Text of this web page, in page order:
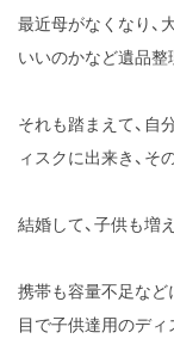
最近母がなくなり、
いいのかなど遺品整
それも踏まえて、自
ィスクに出来き、そ
結婚して、子供も増
携帯も容量不足など
目で子供達用のデ